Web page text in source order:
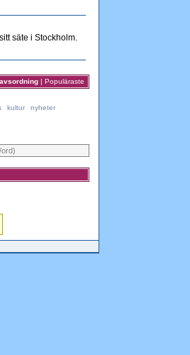
säte i Stockholm.
| Populäraste
kultur
nyheter